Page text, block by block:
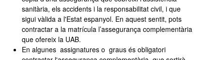
sanitària, els accidents i la responsabilitat civil, i que
sigui vàlida a l'Estat espanyol. En aquest sentit, pots
contractar a la matrícula l’assegurança complementària
que ofereix la UAB.
En algunes assignatures o graus és obligatori